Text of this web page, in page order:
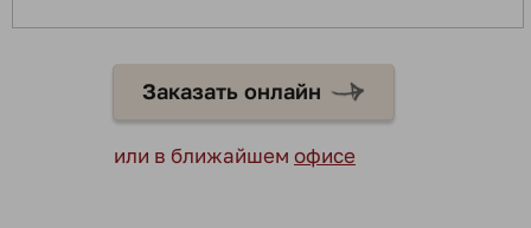
Заказать онлайн
или в ближайшем офисе